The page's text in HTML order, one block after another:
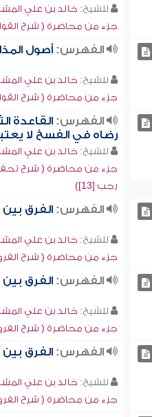
للشيخ: خالد بن علي
جزء من محاضرة ( شرح القواعد
الفهرس: أصول
للشيخ: خالد بن علي
جزء من محاضرة ( شرح القواعد
الفهرس: القاعدة
رضاه في الفسخ لا
للشيخ: خالد بن علي
جزء من محاضرة ( شرح
رجب [13])
الفهرس: الفرق
للشيخ: خالد بن علي
جزء من محاضرة ( شرح
الفهرس: الفرق
للشيخ: خالد بن علي
جزء من محاضرة ( شرح
الفهرس: الفرق
للشيخ: خالد بن علي
جزء من محاضرة ( شرح